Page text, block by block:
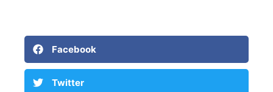
Facebook
Twitter